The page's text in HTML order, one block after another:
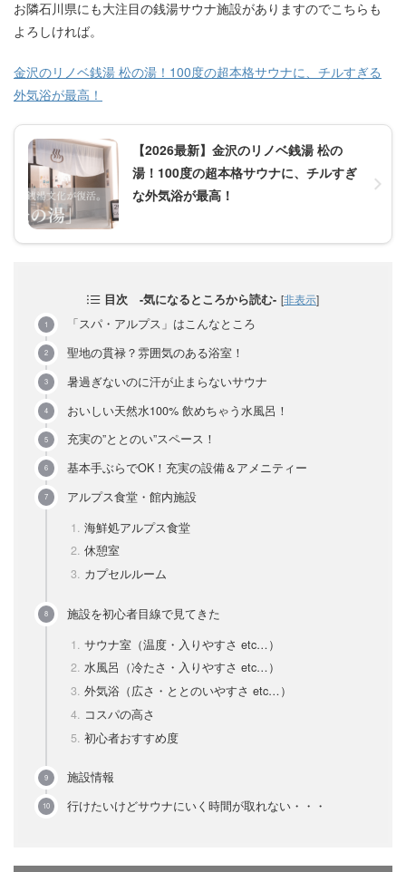
お隣石川県にも大注目の銭湯サウナ施設がありますのでこちらも
よろしければ。
金沢のリノベ銭湯 松の湯！100度の超本格サウナに、チルすぎる
外気浴が最高！
【2026最新】金沢のリノベ銭湯 松の
湯！100度の超本格サウナに、チルすぎ
な外気浴が最高！
目次 -気になるところから読む- [非表示]
「スパ・アルプス」はこんなところ
聖地の貫禄？雰囲気のある浴室！
暑過ぎないのに汗が止まらないサウナ
おいしい天然水100% 飲めちゃう水風呂！
充実の”ととのい”スペース！
基本手ぶらでOK！充実の設備＆アメニティー
アルプス食堂・館内施設
海鮮処アルプス食堂
休憩室
カプセルルーム
施設を初心者目線で見てきた
サウナ室（温度・入りやすさ etc…）
水風呂（冷たさ・入りやすさ etc…）
外気浴（広さ・ととのいやすさ etc…）
コスパの高さ
初心者おすすめ度
施設情報
行けたいけどサウナにいく時間が取れない・・・